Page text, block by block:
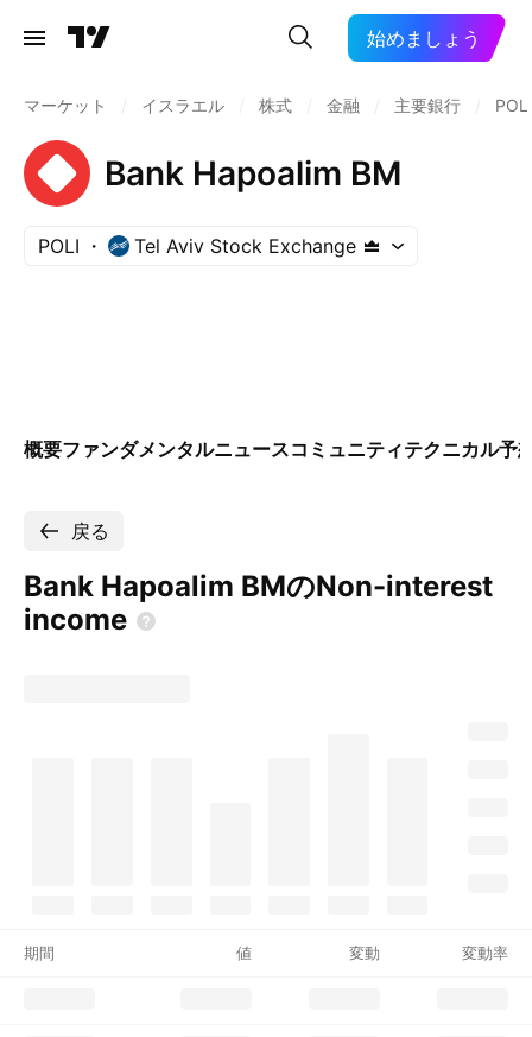
始めましょう
マーケット イスラエル 株式 金融 主要銀行 POLI
Bank Hapoalim BM
POLI Tel Aviv Stock Exchange
概要ファンダメンタルニュースコミュニティテクニカル予
戻る
Bank Hapoalim BMのNon-interest
income
期間 値 変動 変動率